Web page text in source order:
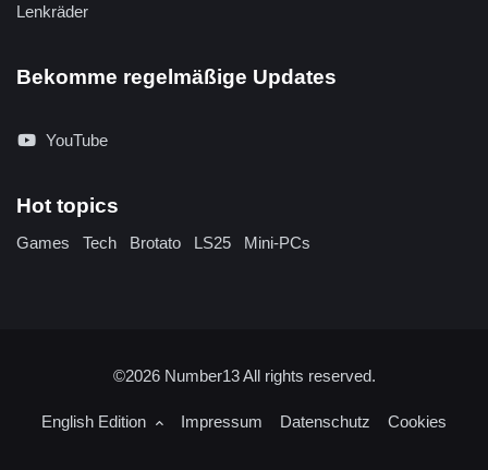
Lenkräder
Bekomme regelmäßige Updates
YouTube
Hot topics
Games Tech Brotato LS25 Mini-PCs
©2026 Number13All rights reserved.
English Edition Impressum Datenschutz Cookies